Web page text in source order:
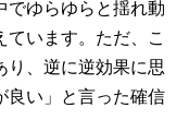
でゆらゆらと揺れ動
ています。ただ、こ
り、逆に逆効果に思
良い」と言った確信